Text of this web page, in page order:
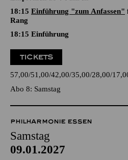
Musik von Pjotr I. Tschaikowsky
Rang
18:15 Einführung
TICKETS
57,00 51,00 42,00 35,00 28,00
Abo 8: Samstag
PHILHARMONIE ESSEN